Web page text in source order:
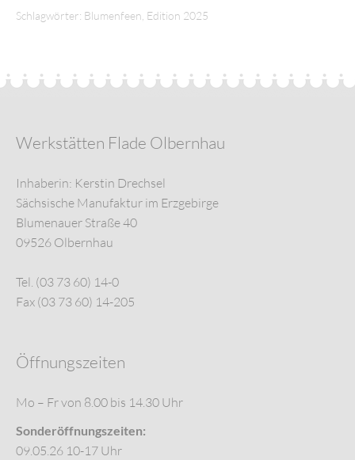
Schlagwörter: Blumenfeen Edition 2025
Werkstätten Flade Olbernhau
Inhaberin: Kerstin Drechsel
Sächsische Manufaktur im Erzgebirge
Blumenauer Straße 40
09526 Olbernhau
Tel. (03 73 60) 14-0
Fax (03 73 60) 14-205
Öffnungszeiten
Mo – Fr von 8.00 bis 14.30 Uhr
Sonderöffnungszeiten:
09.05.26 10-17 Uhr